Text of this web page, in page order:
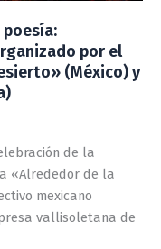
por el
(México) y
de la
«Alrededor de la
mexicano
vallisoletana de